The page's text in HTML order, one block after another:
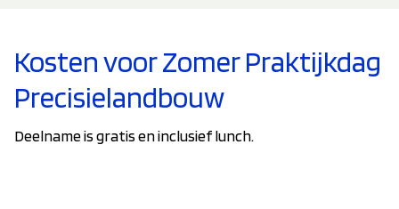
Kosten voor Zomer Praktijkdag
Precisielandbouw
Deelname is gratis en inclusief lunch.